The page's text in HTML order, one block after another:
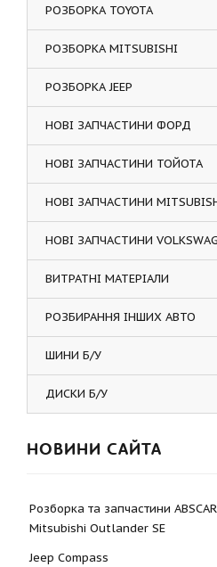
РОЗБОРКА TOYOTA
РОЗБОРКА MITSUBISHI
РОЗБОРКА JEEP
НОВІ ЗАПЧАСТИНИ ФОРД
НОВІ ЗАПЧАСТИНИ ТОЙОТА
НОВІ ЗАПЧАСТИНИ
НОВІ ЗАПЧАСТИНИ
ВИТРАТНІ МАТЕРІАЛИ
РОЗБИРАННЯ ІНШИХ АВТО
ШИНИ Б/У
ДИСКИ Б/У
НОВИНИ САЙТА
Розборка та запчастини
Mitsubishi Outlander SE
Jeep Compass